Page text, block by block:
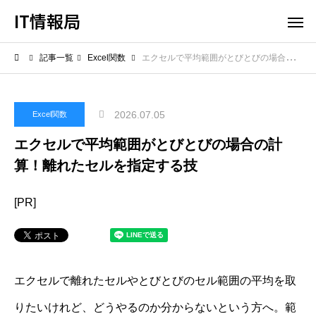
IT情報局
記事一覧 Excel関数 エクセルで平均範囲がとびとびの場合の計算！離れたセルを指定する技
Excel関数 2026.07.05
エクセルで平均範囲がとびとびの場合の計
算！離れたセルを指定する技
[PR]
エクセルで離れたセルやとびとびのセル範囲の平均を取
りたいけれど、どうやるのか分からないという方へ。範